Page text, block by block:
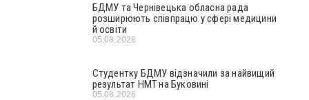
БДМУ та Чернівецька обласна рада
розширюють співпрацю у сфері медицини
й освіти
05.08.2026
Студентку БДМУ відзначили за найвищий
результат НМТ на Буковині
05.08.2026